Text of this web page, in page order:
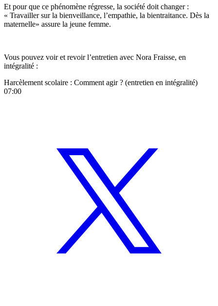
Et pour que ce phénomène régresse, la société doit changer :
« Travailler sur la bienveillance, l’empathie, la bientraitance. Dès la
maternelle» assure la jeune femme.
Vous pouvez voir et revoir l’entretien avec Nora Fraisse, en
intégralité :
Harcèlement scolaire : Comment agir ? (entretien en intégralité)
07:00